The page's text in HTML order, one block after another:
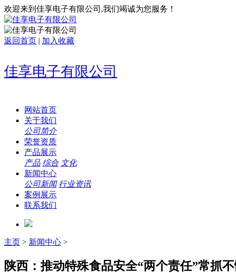
欢迎来到佳享电子有限公司,我们竭诚为您服务！
返回首页 | 加入收藏
佳享电子有限公司
网站首页
关于我们
公司简介
荣誉资质
产品展示
产品 综合 文化
新闻中心
公司新闻 行业资讯
案例展示
联系我们
主页 > 新闻中心 >
陕西：推动特殊食品安全“两个责任”常抓